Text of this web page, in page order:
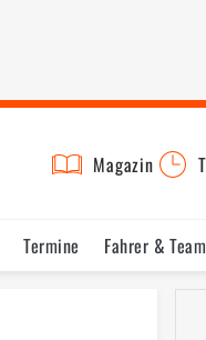
Magazin
Termine Fahrer &